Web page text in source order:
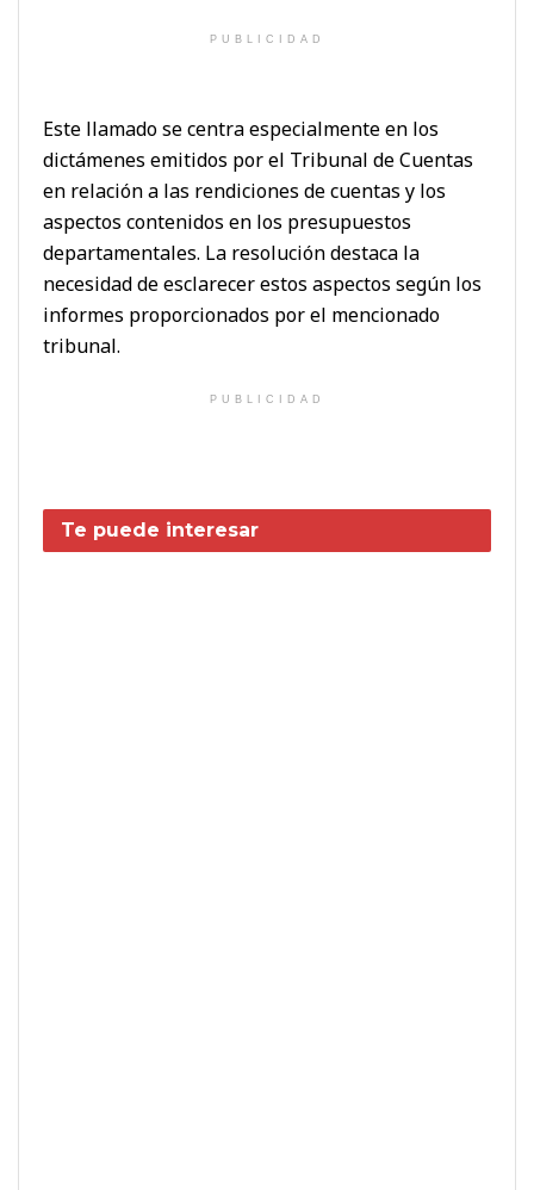
PUBLICIDAD
Este llamado se centra especialmente en los
dictámenes emitidos por el Tribunal de Cuentas
en relación a las rendiciones de cuentas y los
aspectos contenidos en los presupuestos
departamentales. La resolución destaca la
necesidad de esclarecer estos aspectos según los
informes proporcionados por el mencionado
tribunal.
PUBLICIDAD
Te puede interesar